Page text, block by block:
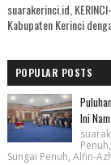
suarakerinci.id,
Kabupaten Kerinci
POPULAR POSTS
Ini
Sungai Penuh, Alfin-